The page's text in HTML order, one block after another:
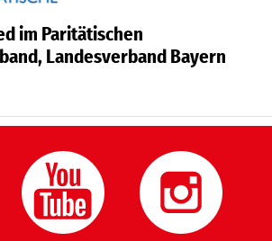
im Paritätischen
Landesverband Bayern